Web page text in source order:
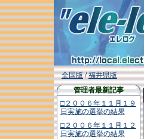
全国版/福井県版
管理者最新記事
□２００６年１１月１９
日実施の選挙の結果
□２００６年１１月１２
日実施の選挙の結果